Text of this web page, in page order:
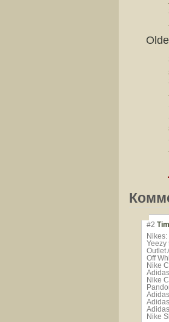
#2 Tim
Yeezy
Outlet
Off
Nike
Nike
Nike